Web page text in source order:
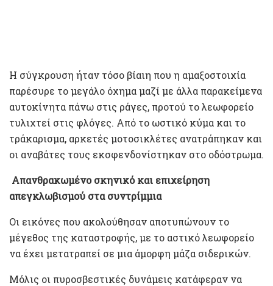
Η σύγκρουση ήταν τόσο βίαιη που η αμαξοστοιχία
παρέσυρε το μεγάλο όχημα μαζί με άλλα παρακείμενα
αυτοκίνητα πάνω στις ράγες, προτού το λεωφορείο
τυλιχτεί στις φλόγες. Από το ωστικό κύμα και το
τράκαρισμα, αρκετές μοτοσικλέτες ανατράπηκαν και
οι αναβάτες τους εκσφενδονίστηκαν στο οδόστρωμα.
Απανθρακωμένο σκηνικό και επιχείρηση
απεγκλωβισμού στα συντρίμμια
Οι εικόνες που ακολούθησαν αποτυπώνουν το
μέγεθος της καταστροφής, με το αστικό λεωφορείο
να έχει μετατραπεί σε μια άμορφη μάζα σιδερικών.
Μόλις οι πυροσβεστικές δυνάμεις κατάφεραν να